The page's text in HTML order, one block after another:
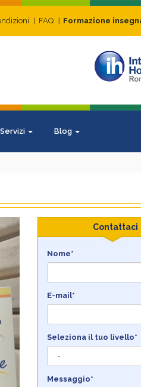
FAQ Formazione
Servizi Blog
Contattaci
Nome*
E-mail*
Seleziona il tuo livello*
Messaggio*